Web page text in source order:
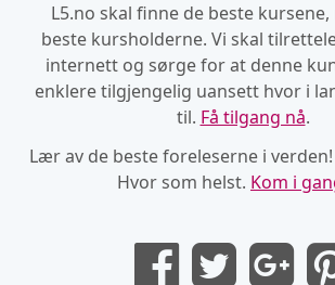
L5.no skal finne de beste
beste kursholderne. Vi skal
internett og sørge for at denne
enklere tilgjengelig uansett hvor i
til. Få tilgang nå.
Lær av de beste foreleserne i
Hvor som helst. Kom i